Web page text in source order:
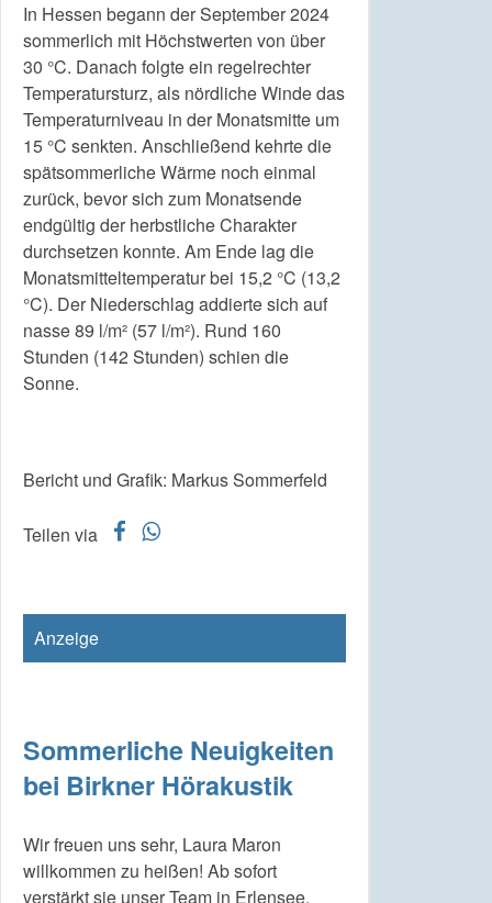
In Hessen begann der September 2024
sommerlich mit Höchstwerten von über
30 °C. Danach folgte ein regelrechter
Temperatursturz, als nördliche Winde das
Temperaturniveau in der Monatsmitte um
15 °C senkten. Anschließend kehrte die
spätsommerliche Wärme noch einmal
zurück, bevor sich zum Monatsende
endgültig der herbstliche Charakter
durchsetzen konnte. Am Ende lag die
Monatsmitteltemperatur bei 15,2 °C (13,2
°C). Der Niederschlag addierte sich auf
nasse 89 l/m² (57 l/m²). Rund 160
Stunden (142 Stunden) schien die
Sonne.
Bericht und Grafik: Markus Sommerfeld
Teilen via f w
Anzeige
Sommerliche Neuigkeiten
bei Birkner Hörakustik
Wir freuen uns sehr, Laura Maron
willkommen zu heißen! Ab sofort
verstärkt sie unser Team in Erlensee.